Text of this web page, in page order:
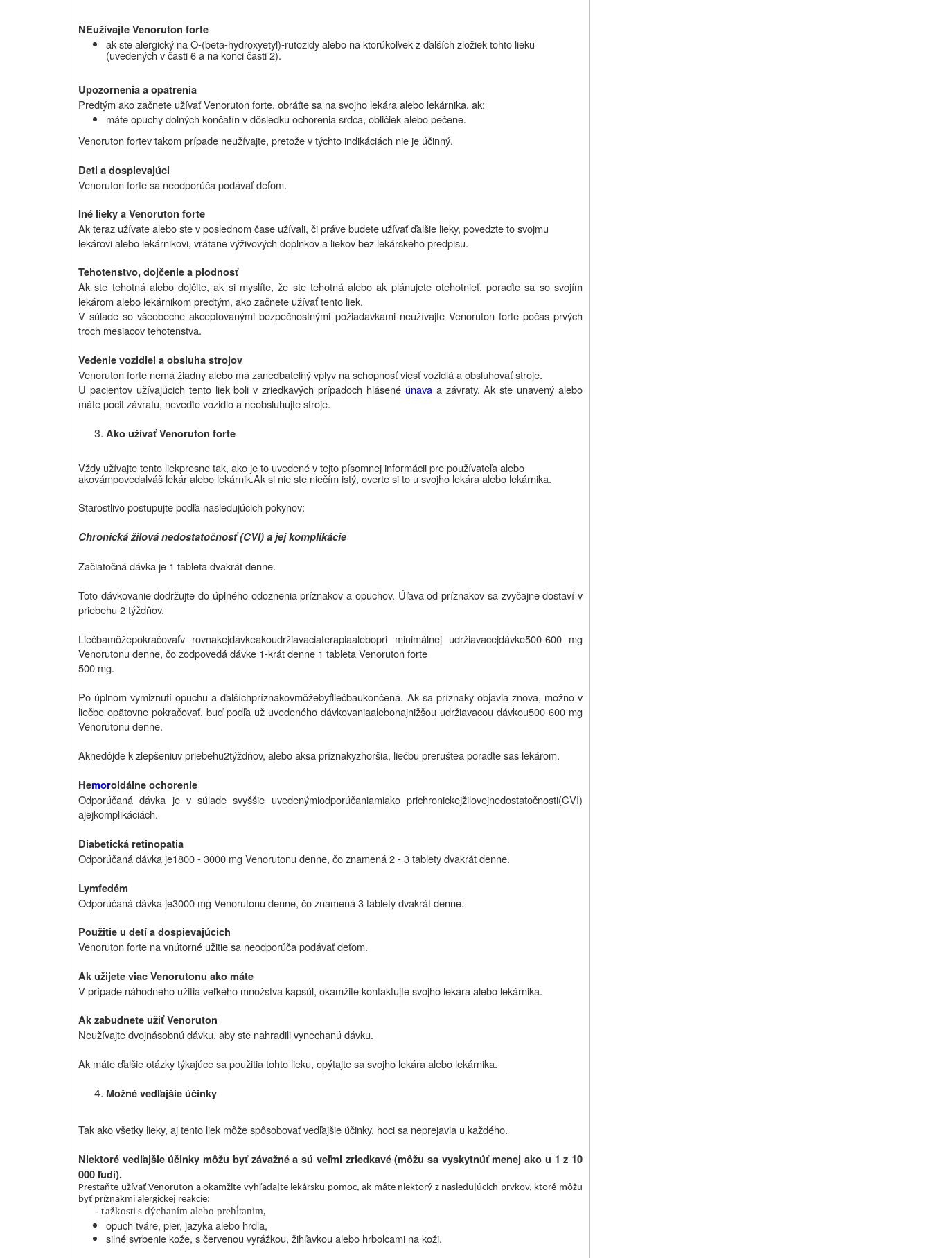
NEužívajte Venoruton forte
akste alergický na O-(beta-hydroxyetyl)-rutozidy alebo na ktorúkoľvek z ďalších zložiektohto lieku
(uvedených v časti 6 a na konci časti 2).
Upozornenia a opatrenia
Predtým ako začnete užívať Venoruton forte, obráťte sa na svojho lekára alebo lekárnika, ak:
máte opuchy dolných končatín v dôsledku ochorenia srdca, obličiek alebo pečene.
Venoruton fortev takom prípade neužívajte, pretože v týchto indikáciách nie je účinný.
Deti a dospievajúci
Venoruton fortesa neodporúča podávať deťom.
Iné lieky a Venoruton forte
Ak teraz užívate alebo ste v poslednom čase užívali, či práve budete užívať ďalšie lieky, povedzte to svojmu
lekárovi alebo lekárnikovi, vrátane výživových doplnkov a liekov bez lekárskeho predpisu.
Tehotenstvo, dojčenie a plodnosť
Ak ste tehotná alebo dojčite, ak si myslíte, že ste tehotná alebo ak plánujete otehotnieť, poraďte sa so svojím
lekárom alebo lekárnikom predtým, ako začnete užívať tento liek.
V súlade so všeobecne akceptovanými bezpečnostnými požiadavkami neužívajte Venoruton forte počas prvých
troch mesiacov tehotenstva.
Vedenie vozidiel a obsluha strojov
Venoruton forte nemá žiadny alebo má zanedbateľný vplyv na schopnosť viesť vozidlá a obsluhovať stroje.
U pacientov užívajúcich tento liek boli v zriedkavých prípadoch hlásené únavaa závraty. Ak ste unavený alebo
máte pocit závratu, neveďte vozidlo a neobsluhujte stroje.
Ako užívať Venoruton forte
Vždy užívajtetento liekpresne tak, ako je to uvedené v tejto písomnej informácii pre používateľa alebo
akovámpovedalváš lekár alebo lekárnik.Ak si nie ste niečím istý, overte si to u svojho lekára alebo lekárnika.
Starostlivo postupujte podľa nasledujúcich pokynov:
Chronická žilová nedostatočnosť (CVI) a jej komplikácie
Začiatočná dávka je 1 tableta dvakrát denne.
Toto dávkovanie dodržujte do úplného odoznenia príznakov a opuchov. Úľava od príznakov sa zvyčajne dostaví v
priebehu 2 týždňov.
Liečbamôžepokračovaťv rovnakejdávkeakoudržiavaciaterapiaalebopri minimálnej udržiavacejdávke500-600 mg
Venorutonu denne, čo zodpovedá dávke 1-krát denne 1 tableta Venoruton forte
500 mg.
Po úplnom vymiznutí opuchu a ďalšíchpríznakovmôžebyťliečbaukončená. Ak sa príznaky objavia znova, možno v
liečbe opätovne pokračovať, buď podľa už uvedeného dávkovaniaalebonajnižšou udržiavacou dávkou500-600 mg
Venorutonu denne.
Aknedôjde k zlepšeniuv priebehu2týždňov, alebo aksapríznakyzhoršia, liečbu prerušteaporaďte sas lekárom.
Hemoroidálne ochorenie
Odporúčaná dávka je v súlade svyššie uvedenýmiodporúčaniamiako prichronickejžilovejnedostatočnosti(CVI)
ajejkomplikáciách.
Diabetická retinopatia
Odporúčaná dávka je1800 - 3000 mg Venorutonu denne, čo znamená 2 - 3 tablety dvakrát denne.
Lymfedém
Odporúčaná dávka je3000 mg Venorutonu denne, čo znamená 3 tablety dvakrát denne.
Použitie u detí a dospievajúcich
Venoruton forte na vnútorné užitie sa neodporúča podávať deťom.
Ak užijete viac Venorutonu ako máte
V prípade náhodného užitia veľkého množstva kapsúl, okamžite kontaktujte svojho lekára alebo lekárnika.
Ak zabudnete užiť Venoruton
Neužívajte dvojnásobnú dávku, aby ste nahradili vynechanú dávku.
Ak máte ďalšie otázky týkajúce sa použitia tohto lieku, opýtajte sa svojho lekára alebo lekárnika.
Možné vedľajšie účinky
Tak ako všetky lieky, aj tento liek môže spôsobovať vedľajšie účinky, hoci sa neprejavia u každého.
Niektoré vedľajšie účinky môžu byť závažné a sú veľmi zriedkavé (môžu sa vyskytnúť menej ako u 1 z 10
000 ľudí).
Prestaňte užívať Venoruton a okamžite vyhľadajte lekársku pomoc, ak máte niektorý z nasledujúcich prvkov, ktoré môžu
byť príznakmi alergickej reakcie:
- ťažkosti s dýchaním alebo prehĺtaním,
opuch tváre, pier, jazyka alebo hrdla,
silné svrbenie kože, s červenou vyrážkou, žihľavkou alebo hrbolcami na koži.